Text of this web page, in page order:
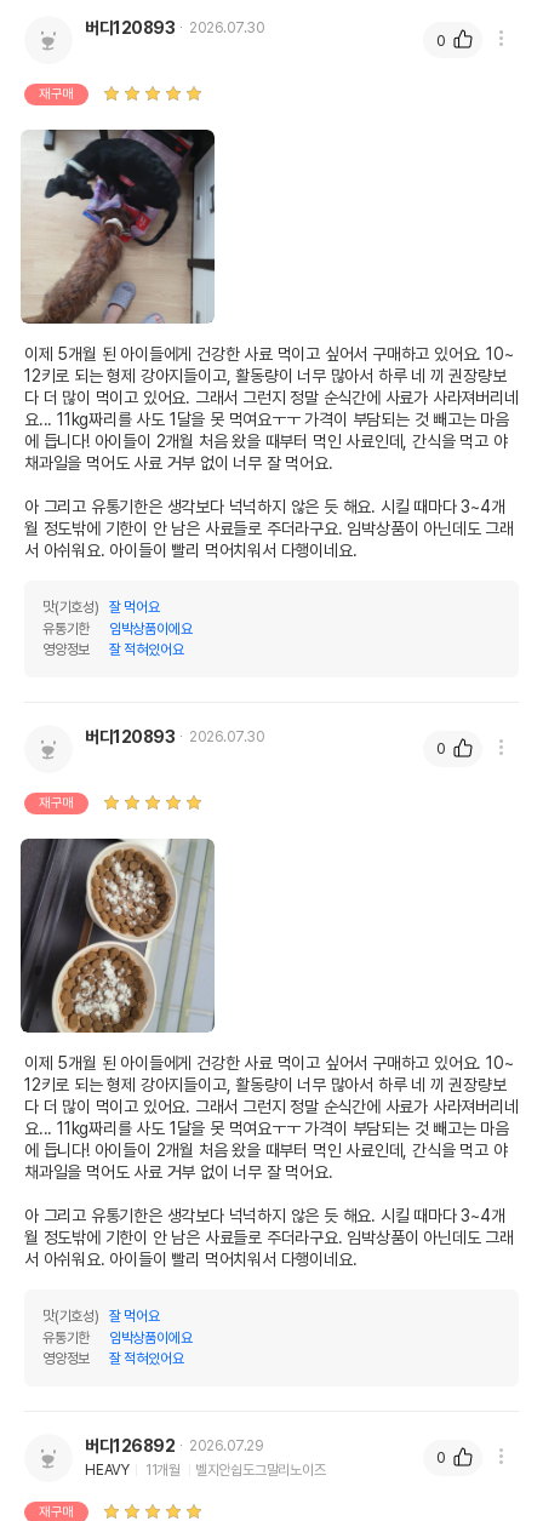
버디120893 2026.07.30
재구매
이제 5개월 된 아이들에게 건강한 사료 먹이고 싶어서 구매하고 있어요. 10~
12키로 되는 형제 강아지들이고, 활동량이 너무 많아서 하루 네 끼 권장량보
다 더 많이 먹이고 있어요. 그래서 그런지 정말 순식간에 사료가 사라져버리네
요... 11kg짜리를 사도 1달을 못 먹여요ㅜㅜ 가격이 부담되는 것 빼고는 마음
에 듭니다! 아이들이 2개월 처음 왔을 때부터 먹인 사료인데, 간식을 먹고 야
채과일을 먹어도 사료 거부 없이 너무 잘 먹어요.
아 그리고 유통기한은 생각보다 넉넉하지 않은 듯 해요. 시킬 때마다 3~4개
월 정도밖에 기한이 안 남은 사료들로 주더라구요. 임박상품이 아닌데도 그래
서 아쉬워요. 아이들이 빨리 먹어치워서 다행이네요.
맛(기호성)
잘 먹어요
유통기한
임박상품이에요
영양정보
잘 적혀있어요
0
버디120893 2026.07.30
재구매
이제 5개월 된 아이들에게 건강한 사료 먹이고 싶어서 구매하고 있어요. 10~
12키로 되는 형제 강아지들이고, 활동량이 너무 많아서 하루 네 끼 권장량보
다 더 많이 먹이고 있어요. 그래서 그런지 정말 순식간에 사료가 사라져버리네
요... 11kg짜리를 사도 1달을 못 먹여요ㅜㅜ 가격이 부담되는 것 빼고는 마음
에 듭니다! 아이들이 2개월 처음 왔을 때부터 먹인 사료인데, 간식을 먹고 야
채과일을 먹어도 사료 거부 없이 너무 잘 먹어요.
아 그리고 유통기한은 생각보다 넉넉하지 않은 듯 해요. 시킬 때마다 3~4개
월 정도밖에 기한이 안 남은 사료들로 주더라구요. 임박상품이 아닌데도 그래
서 아쉬워요. 아이들이 빨리 먹어치워서 다행이네요.
맛(기호성)
잘 먹어요
유통기한
임박상품이에요
영양정보
잘 적혀있어요
0
버디126892
2026.07.29
HEAVY
11개월 벨지안쉽도그말리노이즈
재구매
0